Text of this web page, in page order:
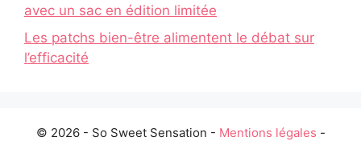
avec un sac en édition limitée
Les patchs bien-être alimentent le débat sur
l’efficacité
© 2026 - So Sweet Sensation - Mentions légales -